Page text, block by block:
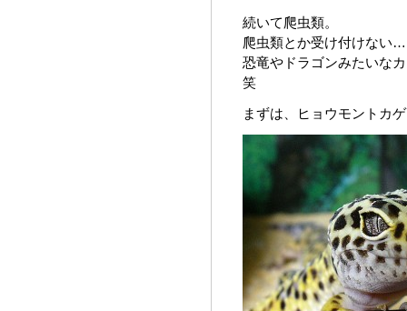
続いて爬虫類。
爬虫類とか受け付けない
恐竜やドラゴンみたいな
笑
まずは、ヒョウモントカ